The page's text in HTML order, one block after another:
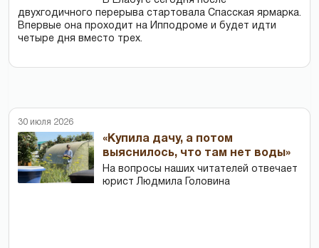
двухгодичного перерыва стартовала Спасская ярмарка.
Впервые она проходит на Ипподроме и будет идти
четыре дня вместо трех.
30 июля 2026
«Купила дачу, а потом
выяснилось, что там нет воды»
На вопросы наших читателей отвечает
юрист Людмила Головина